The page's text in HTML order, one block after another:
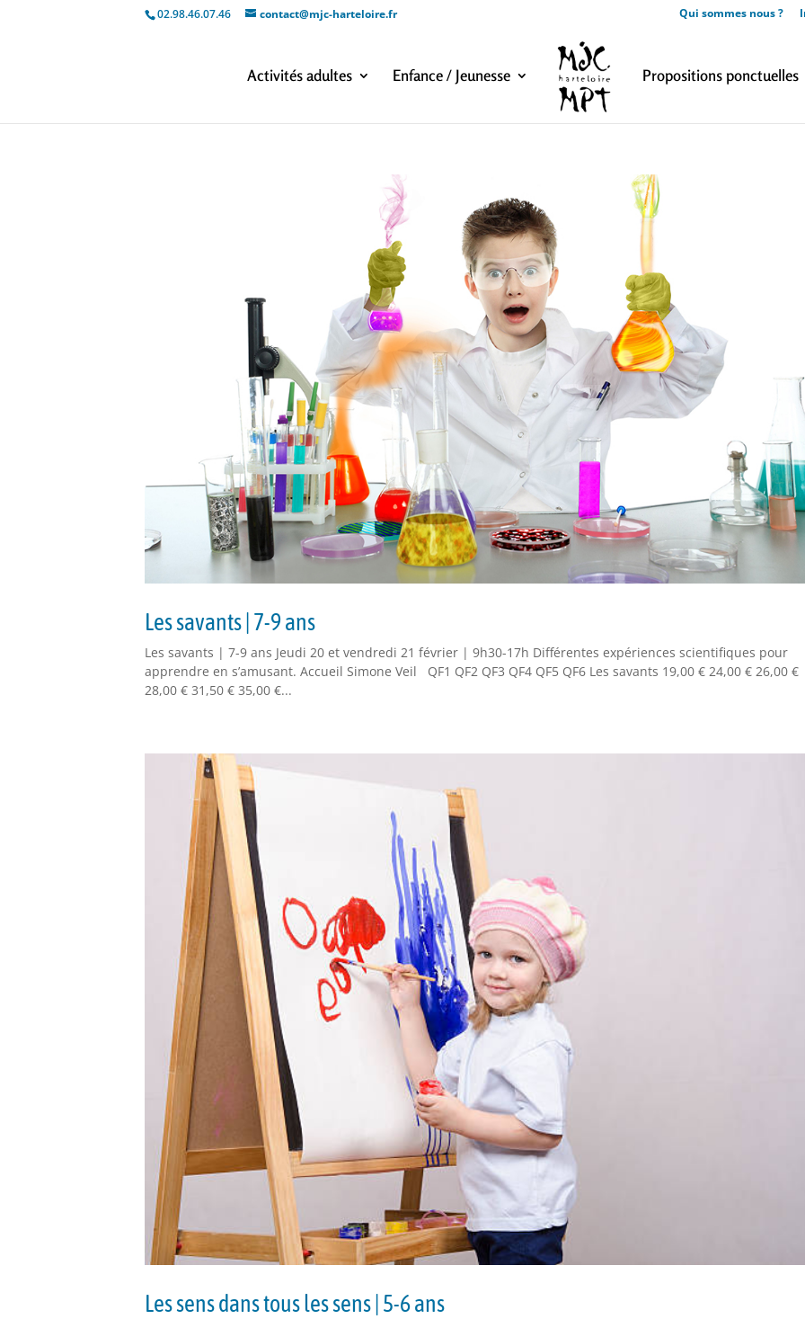
02.98.46.07.46 contact@mjc-harteloire.fr Qui sommes nous ?
Activités adultes Enfance / Jeunesse Propositions ponctuelles
Les savants | 7-9 ans
Les savants | 7-9 ans Jeudi 20 et vendredi 21 février | 9h30-17h Différentes expériences scientifiques pour
apprendre en s’amusant. Accueil Simone Veil QF1 QF2 QF3 QF4 QF5 QF6 Les savants 19,00 € 24,00 € 26,00 €
28,00 € 31,50 € 35,00 €...
Les sens dans tous les sens | 5-6 ans